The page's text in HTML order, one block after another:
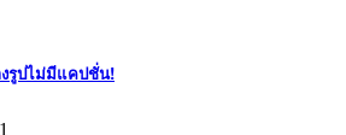
รูปไม่มีแคปชั่น!